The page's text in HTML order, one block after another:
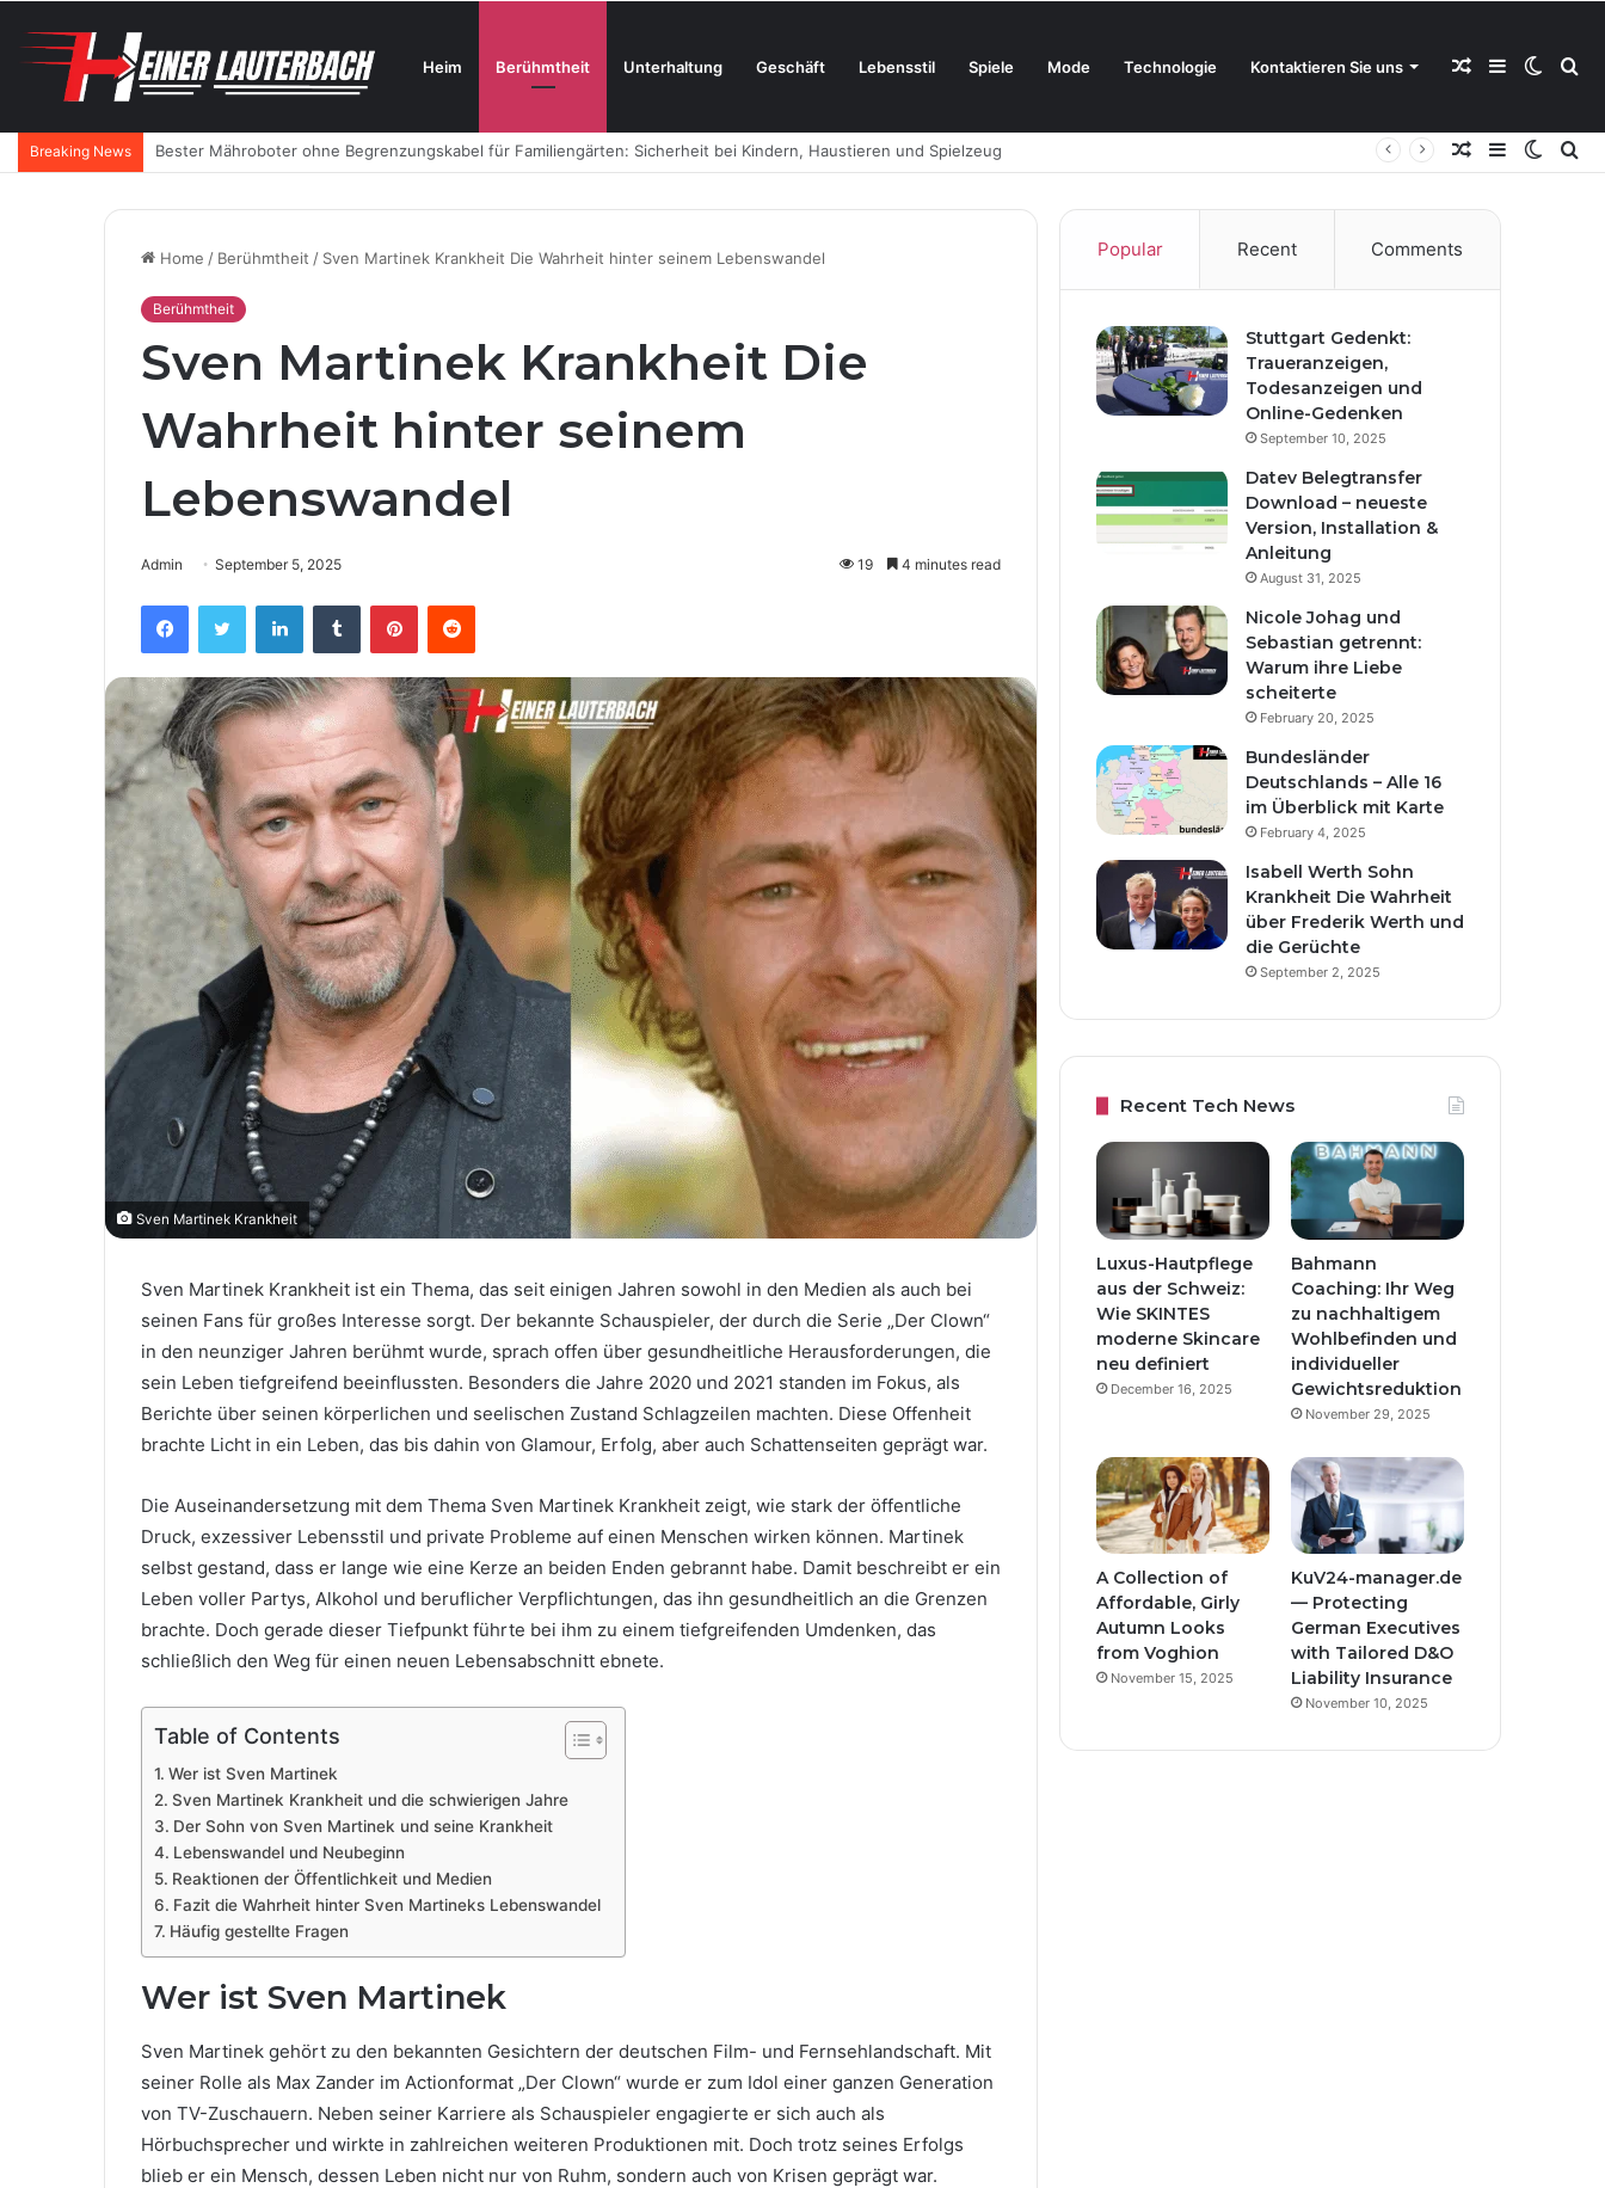
Heim Berühmtheit Unterhaltung Geschäft Lebensstil Spiele Mode Technologie Kontaktieren Sie uns Switch
Sidebar
Random
Breaking News Luxus-Hautpflege aus der Schweiz: Wie SKINTES moderne Skincare neu definiert
Switch
Sidebar
Random
Home / Berühmtheit / Sven Martinek Krankheit Die Wahrheit hinter seinem Lebenswandel
Berühmtheit
Sven Martinek Krankheit Die
Wahrheit hinter seinem
Lebenswandel
Admin September 5, 2025 19 4 minutes read
FacebookTwitter LinkedInTumblr PinterestReddit
Sven Martinek Krankheit
Sven Martinek Krankheit ist ein Thema, das seit einigen Jahren sowohl in den Medien als auch bei
seinen Fans für großes Interesse sorgt. Der bekannte Schauspieler, der durch die Serie „Der Clown“
in den neunziger Jahren berühmt wurde, sprach offen über gesundheitliche Herausforderungen, die
sein Leben tiefgreifend beeinflussten. Besonders die Jahre 2020 und 2021 standen im Fokus, als
Berichte über seinen körperlichen und seelischen Zustand Schlagzeilen machten. Diese Offenheit
brachte Licht in ein Leben, das bis dahin von Glamour, Erfolg, aber auch Schattenseiten geprägt war.
Die Auseinandersetzung mit dem Thema Sven Martinek Krankheit zeigt, wie stark der öffentliche
Druck, exzessiver Lebensstil und private Probleme auf einen Menschen wirken können. Martinek
selbst gestand, dass er lange wie eine Kerze an beiden Enden gebrannt habe. Damit beschreibt er ein
Leben voller Partys, Alkohol und beruflicher Verpflichtungen, das ihn gesundheitlich an die Grenzen
brachte. Doch gerade dieser Tiefpunkt führte bei ihm zu einem tiefgreifenden Umdenken, das
schließlich den Weg für einen neuen Lebensabschnitt ebnete.
Table of Contents
Wer ist Sven Martinek
Sven Martinek Krankheit und die schwierigen Jahre
Der Sohn von Sven Martinek und seine Krankheit
Lebenswandel und Neubeginn
Reaktionen der Öffentlichkeit und Medien
Fazit die Wahrheit hinter Sven Martineks Lebenswandel
Häufig gestellte Fragen
Wer ist Sven Martinek
Sven Martinek gehört zu den bekannten Gesichtern der deutschen Film- und Fernsehlandschaft. Mit
seiner Rolle als Max Zander im Actionformat „Der Clown“ wurde er zum Idol einer ganzen Generation
von TV-Zuschauern. Neben seiner Karriere als Schauspieler engagierte er sich auch als
Hörbuchsprecher und wirkte in zahlreichen weiteren Produktionen mit. Doch trotz seines Erfolgs
blieb er ein Mensch, dessen Leben nicht nur von Ruhm, sondern auch von Krisen geprägt war.
Popular Recent Comments
Stuttgart Gedenkt:
Traueranzeigen,
Todesanzeigen und
Online-Gedenken
September 10, 2025
Datev Belegtransfer
Download – neueste
Version, Installation &
Anleitung
August 31, 2025
Nicole Johag und
Sebastian getrennt:
Warum ihre Liebe
scheiterte
February 20, 2025
Bundesländer
Deutschlands – Alle 16
im Überblick mit Karte
February 4, 2025
Isabell Werth Sohn
Krankheit Die Wahrheit
über Frederik Werth und
die Gerüchte
September 2, 2025
Recent Tech News
Luxus-Hautpflege
aus der Schweiz:
Wie SKINTES
moderne Skincare
neu definiert
December 16, 2025
Bahmann
Coaching: Ihr Weg
zu nachhaltigem
Wohlbefinden und
individueller
Gewichtsreduktion
November 29, 2025
A Collection of
Affordable, Girly
Autumn Looks
from Voghion
November 15, 2025
KuV24-manager.de
— Protecting
German Executives
with Tailored D&O
Liability Insurance
November 10, 2025